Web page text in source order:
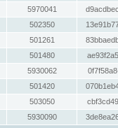
5970041
502350
501261
501480
5930062
501420
503050
5930090